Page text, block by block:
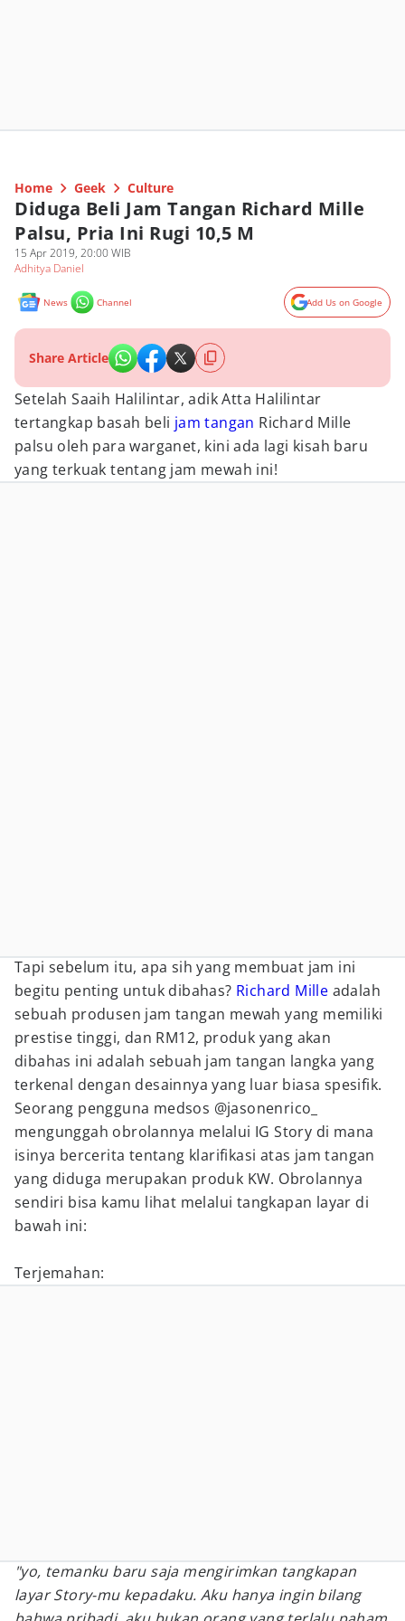
Home Geek Culture
Diduga Beli Jam Tangan Richard Mille
Palsu, Pria Ini Rugi 10,5 M
15 Apr 2019, 20:00 WIB
Adhitya Daniel
News Channel Add Us on Google
Share Article
Setelah Saaih Halilintar, adik Atta Halilintar
tertangkap basah beli jam tangan Richard Mille
palsu oleh para warganet, kini ada lagi kisah baru
yang terkuak tentang jam mewah ini!
Tapi sebelum itu, apa sih yang membuat jam ini
begitu penting untuk dibahas? Richard Mille adalah
sebuah produsen jam tangan mewah yang memiliki
prestise tinggi, dan RM12, produk yang akan
dibahas ini adalah sebuah jam tangan langka yang
terkenal dengan desainnya yang luar biasa spesifik.
Seorang pengguna medsos @jasonenrico_
mengunggah obrolannya melalui IG Story di mana
isinya bercerita tentang klarifikasi atas jam tangan
yang diduga merupakan produk KW. Obrolannya
sendiri bisa kamu lihat melalui tangkapan layar di
bawah ini:
Terjemahan:
"yo, temanku baru saja mengirimkan tangkapan
layar Story-mu kepadaku. Aku hanya ingin bilang